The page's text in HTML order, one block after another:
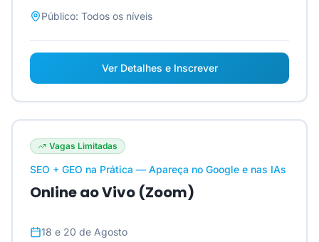
Público: Todos os níveis
Ver Detalhes e Inscrever
Vagas Limitadas
SEO + GEO na Prática — Apareça no Google e nas IAs
Online ao Vivo (Zoom)
18 e 20 de Agosto